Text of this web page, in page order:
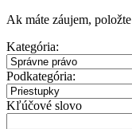
Ak máte záujem, položte
Kategória:
Podkategória:
Kľúčové slovo